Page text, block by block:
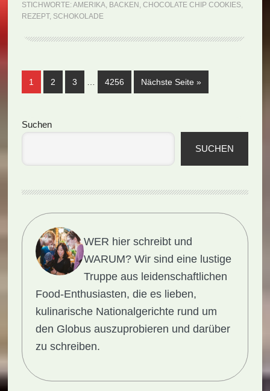
Chip
(Rezept)
STICHWORTE: AMERIKA, BACKEN , CHOCOLATE CHIP COOKIES,
REZEPT, SCHOKOLADE
Seite
1 Seite
2 Seite
3 Seite
4256 Nächste Seite aufrufen
»
Seitenspalte
Suchen
SUCHEN
WER hier schreibt und
WARUM? Wir sind eine lustige
Truppe aus leidenschaftlichen
Food-Enthusiasten, die es lieben,
kulinarische Nationalgerichte rund um
den Globus auszuprobieren und darüber
zu schreiben.